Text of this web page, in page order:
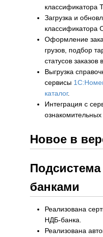
классификатора
Загрузка и
классификатора
Оформление
грузов, подбор
статусов заказов
Выгрузка
сервисы
каталог.
Интеграция с
ознакомительных
Новое в
банками
Реализована
НДБ-банка.
Реализована